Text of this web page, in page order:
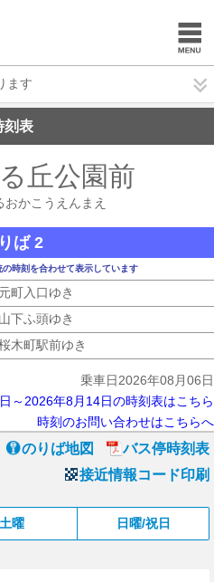
ます
刻表
丘公園前
かこうえんまえ
ば 2
時刻を合わせて表示しています
元町入口ゆき
山下ふ頭ゆき
木町駅前ゆき
乗車日2026年08月06日
～2026年8月14日の時刻表はこちら
時刻のお問い合わせはこちらへ
のりば地図
バス停時刻表
接近情報コード印刷
土曜 日曜/祝日